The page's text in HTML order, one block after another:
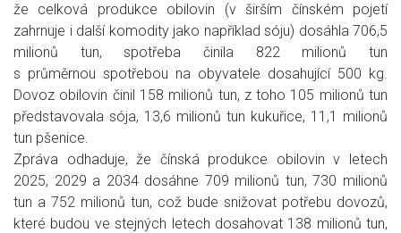
že celková produkce obilovin (v širším čínském pojetí
zahrnuje i další komodity jako například sóju) dosáhla 706,5
milionů tun, spotřeba činila 822 milionů tun
s průměrnou spotřebou na obyvatele dosahující 500 kg.
Dovoz obilovin činil 158 milionů tun, z toho 105 milionů tun
představovala sója, 13,6 milionů tun kukuřice, 11,1 milionů
tun pšenice.
Zpráva odhaduje, že čínská produkce obilovin v letech
2025, 2029 a 2034 dosáhne 709 milionů tun, 730 milionů
tun a 752 milionů tun, což bude snižovat potřebu dovozů,
které budou ve stejných letech dosahovat 138 milionů tun,